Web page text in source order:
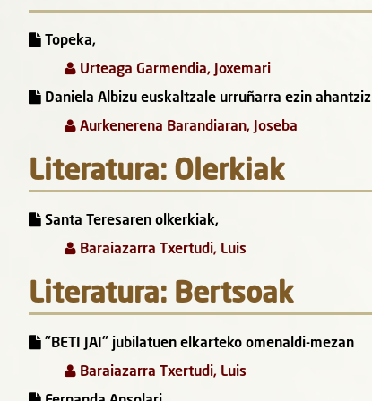
Topeka,
Urteaga Garmendia, Joxemari
Daniela Albizu euskaltzale urruñarra ezin ahantziz
Aurkenerena Barandiaran, Joseba
Literatura: Olerkiak
Santa Teresaren olkerkiak,
Baraiazarra Txertudi, Luis
Literatura: Bertsoak
"BETI JAI" jubilatuen elkarteko omenaldi-mezan
Baraiazarra Txertudi, Luis